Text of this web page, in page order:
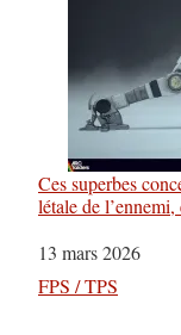
Ces superbes
létale de
Date
13 mars 2026
Par rapport à
FPS / TPS